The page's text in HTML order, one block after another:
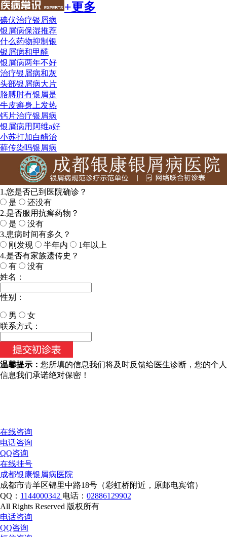
+更多
碘伏治疗银屑病
银屑病保湿推荐
什么药物抑制银
银屑病和甲醛
银屑病两年不好
治疗银屑病和灰
头部银屑病大片
胳膊肘有银屑是
牛皮癣身上发热
钙片治疗银屑病
银屑病用阿维a好
小苏打加白醋治
藓传染吗银屑病
1.您是否已到医院确诊？
是
还没有
2.是否服用抗癣药物？
是
没有
3.患病时间有多久？
刚发现
半年内
1年以上
4.是否有家族遗传史？
有
没有
姓名：
性别：
男
女
今天日期：
联系方式：
温馨提示： 您所填的信息我们将及时反馈给医生诊断，您的个人
信息我们承诺绝对保密！
在线咨询
电话咨询
QQ咨询
在线挂号
成都银康银屑病医院
成都市青羊区锦里中路18号（彩虹桥附近，原邮电宾馆）
QQ： 1144000342 电话： 02886129902
All Rights Reserved 版权所有
电话咨询
QQ咨询